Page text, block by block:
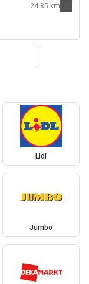
24.85 km
Lidl
Jumbo